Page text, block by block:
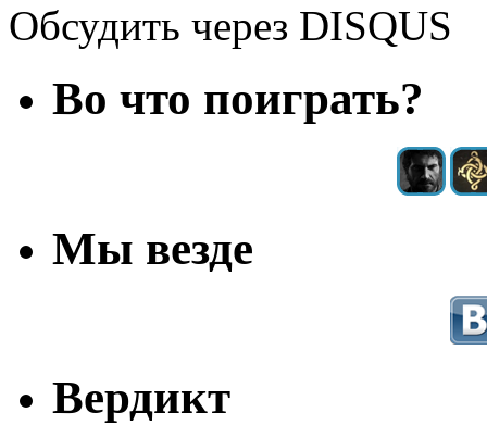
Обсудить через DISQUS
Во что поиграть?
Мы везде
Вердикт